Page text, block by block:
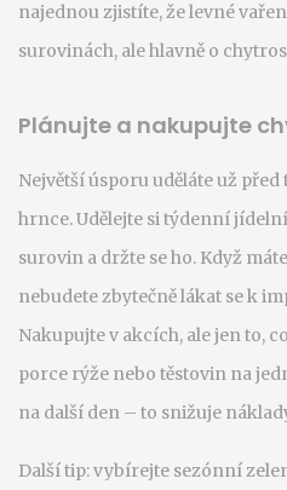
najednou zjistíte, že levné
surovinách, ale hlavně o
Plánujte a nakupujte
Největší úsporu uděláte už
hrnce. Udělejte si týdenní
surovin a držte se ho. Když
nebudete zbytečně lákat se k
Nakupujte v akcích, ale jen to,
porce rýže nebo těstovin na
na další den – to snižuje
Další tip: vybírejte sezónní